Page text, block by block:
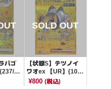
パゴ
18
【状態S】テツノイ
ワオex 【UR】{100/
071}[SV5M]
¥800 (税込)